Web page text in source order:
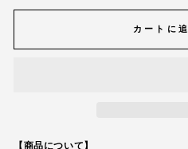
カートに
【商品について】